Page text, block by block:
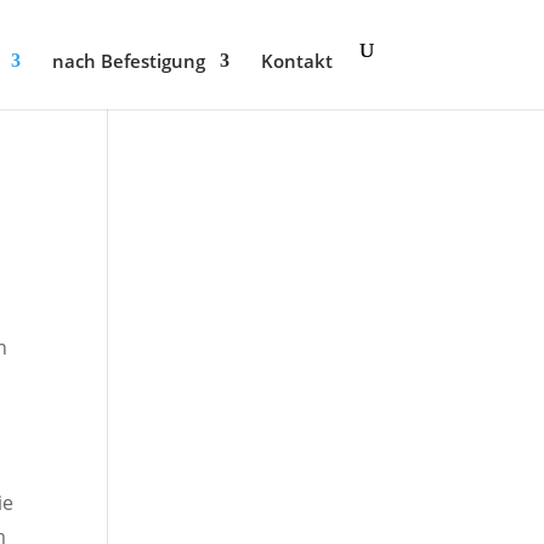
nach Befestigung Kontakt